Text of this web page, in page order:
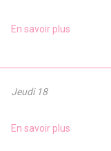
En savoir plus
Jeudi 18
En savoir plus